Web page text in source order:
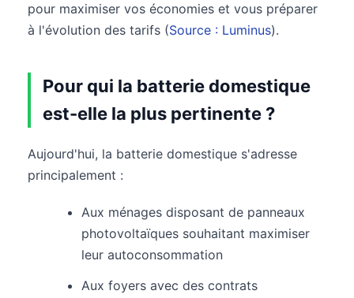
pour maximiser vos économies et vous préparer
à l'évolution des tarifs (Source : Luminus).
Pour qui la batterie domestique
est-elle la plus pertinente ?
Aujourd'hui, la batterie domestique s'adresse
principalement :
Aux ménages disposant de panneaux
photovoltaïques souhaitant maximiser
leur autoconsommation
Aux foyers avec des contrats